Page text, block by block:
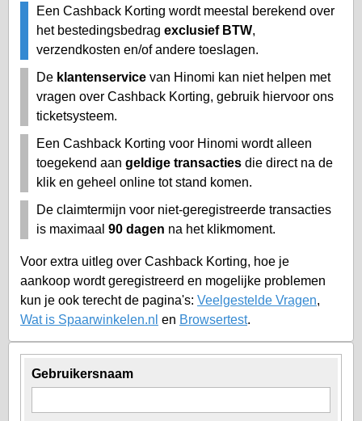
Gebruikersnaam
Een Cashback Korting wordt meestal berekend over
het bestedingsbedrag exclusief BTW,
verzendkosten en/of andere toeslagen.
De klantenservice van Hinomi kan niet helpen met
vragen over Cashback Korting, gebruik hiervoor ons
ticketsysteem.
Een Cashback Korting voor Hinomi wordt alleen
toegekend aan geldige transacties die direct na de
klik en geheel online tot stand komen.
De claimtermijn voor niet-geregistreerde transacties
is maximaal 90 dagen na het klikmoment.
Voor extra uitleg over Cashback Korting, hoe je
aankoop wordt geregistreerd en mogelijke problemen
kun je ook terecht de pagina's: Veelgestelde Vragen,
Wat is Spaarwinkelen.nl en Browsertest.